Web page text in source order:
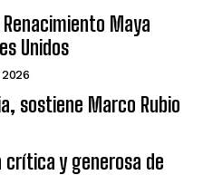
Maya
Unidos
sostiene Marco Rubio
crítica y generosa de